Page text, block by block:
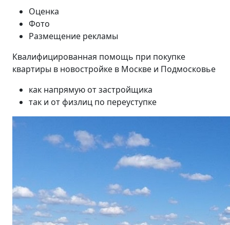
Оценка
Фото
Размещение рекламы
Квалифицированная помощь при покупке
квартиры в новостройке в Москве и Подмосковье
как напрямую от застройщика
так и от физлиц по переуступке